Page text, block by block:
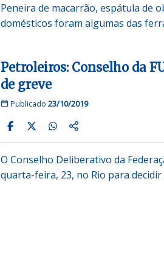
Peneira de macarrão, espátula de
domésticos foram algumas das
Petroleiros: Conselho da
de greve
Publicado 23/10/2019
O Conselho Deliberativo da
quarta-feira, 23, no Rio para